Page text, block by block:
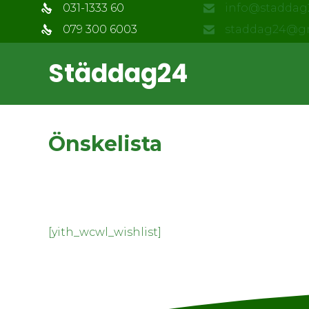
031-1333 60
079 300 6003
Städdag24
Önskelista
[yith_wcwl_wishlist]